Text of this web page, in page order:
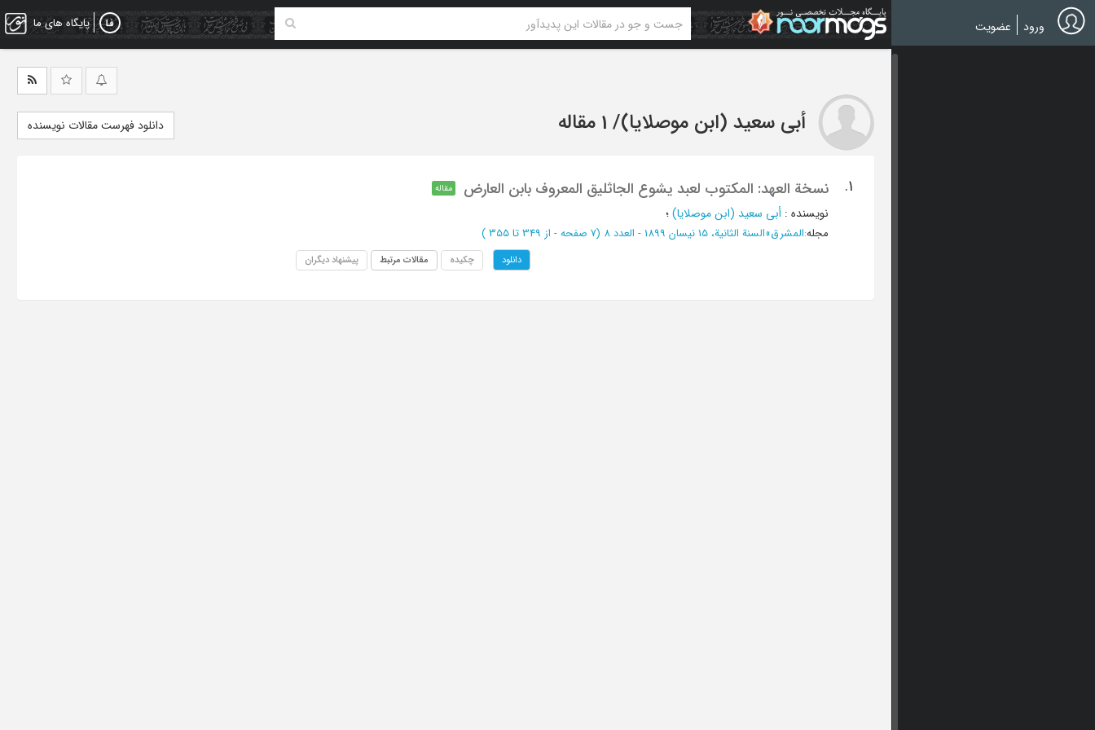
Skip
to
main
پایگاه های ما ورود عضویت
أبی سعید (ابن موصلایا)/ 1 مقاله دانلود فهرست مقالات نویسنده
1. نسخة العهد: المکتوب لعبد یشوع الجاثلیق المعروف بابن العارض مقاله
نویسنده : أبی سعید (ابن موصلایا)؛
مجله:المشرق»السنة الثانیة، 15 نیسان 1899 - العدد 8 (‎7 صفحه - از 349 تا 355 )
دانلود چکیده مقالات مرتبط پیشنهاد دیگران